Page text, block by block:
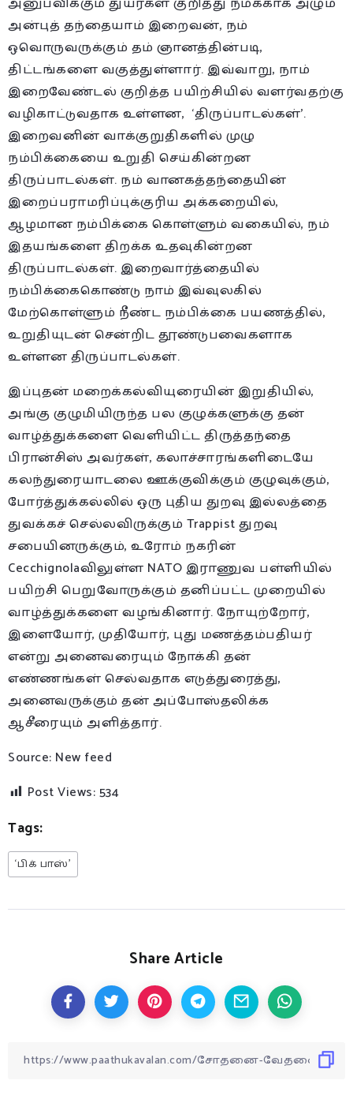
அன்புத் தந்தையாம் இறைவன், நம்
ஒவொருவருக்கும் தம் ஞானத்தின்படி,
திட்டங்களை வகுத்துள்ளார். இவ்வாறு, நாம்
இறைவேண்டல் குறித்த பயிற்சியில் வளர்வதற்கு
வழிகாட்டுவதாக உள்ளன, ‘திருப்பாடல்கள்’.
இறைவனின் வாக்குறுதிகளில் முழு
நம்பிக்கையை உறுதி செய்கின்றன
திருப்பாடல்கள். நம் வானகத்தந்தையின்
இறைப்பராமரிப்புக்குரிய அக்கறையில்,
ஆழமான நம்பிக்கை கொள்ளும் வகையில், நம்
இதயங்களை திறக்க உதவுகின்றன
திருப்பாடல்கள். இறைவார்த்தையில்
நம்பிக்கைகொண்டு நாம் இவ்வுலகில்
மேற்கொள்ளும் நீண்ட நம்பிக்கை பயணத்தில்,
உறுதியுடன் சென்றிட தூண்டுபவைகளாக
உள்ளன திருப்பாடல்கள்.
இப்புதன் மறைக்கல்வியுரையின் இறுதியில்,
அங்கு குழுமியிருந்த பல குழுக்களுக்கு தன்
வாழ்த்துக்களை வெளியிட்ட திருத்தந்தை
பிரான்சிஸ் அவர்கள், கலாச்சாரங்களிடையே
கலந்துரையாடலை ஊக்குவிக்கும் குழுவுக்கும்,
போர்த்துக்கல்லில் ஒரு புதிய துறவு இல்லத்தை
துவக்கச் செல்லவிருக்கும் Trappist துறவு
சபையினருக்கும், உரோம் நகரின்
Cecchignolaவிலுள்ள NATO இராணுவ பள்ளியில்
பயிற்சி பெறுவோருக்கும் தனிப்பட்ட முறையில்
வாழ்த்துக்களை வழங்கினார். நோயுற்றோர்,
இளையோர், முதியோர், புது மணத்தம்பதியர்
என்று அனைவரையும் நோக்கி தன்
எண்ணங்கள் செல்வதாக எடுத்துரைத்து,
அனைவருக்கும் தன் அப்போஸ்தலிக்க
ஆசீரையும் அளித்தார்.
Source: New feed
Post Views:534
Tags:
‘பிக் பாஸ்’
Share Article